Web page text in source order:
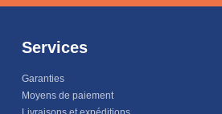
Services
Garanties
Moyens de paiement